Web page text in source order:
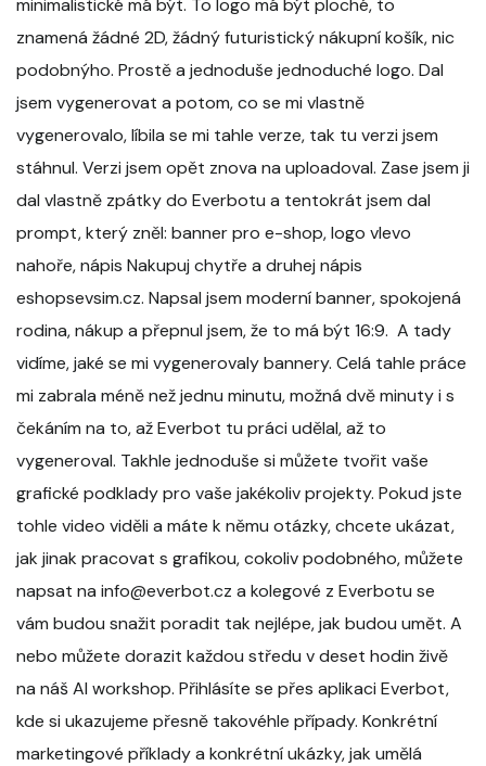
znamená žádné 2D, žádný futuristický nákupní košík, nic
podobnýho. Prostě a jednoduše jednoduché logo. Dal
jsem vygenerovat a potom, co se mi vlastně
vygenerovalo, líbila se mi tahle verze, tak tu verzi jsem
stáhnul. Verzi jsem opět znova na uploadoval. Zase jsem ji
dal vlastně zpátky do Everbotu a tentokrát jsem dal
prompt, který zněl: banner pro e-shop, logo vlevo
nahoře, nápis Nakupuj chytře a druhej nápis
eshopsevsim.cz. Napsal jsem moderní banner, spokojená
rodina, nákup a přepnul jsem, že to má být 16:9. A tady
vidíme, jaké se mi vygenerovaly bannery. Celá tahle práce
mi zabrala méně než jednu minutu, možná dvě minuty i s
čekáním na to, až Everbot tu práci udělal, až to
vygeneroval. Takhle jednoduše si můžete tvořit vaše
grafické podklady pro vaše jakékoliv projekty. Pokud jste
tohle video viděli a máte k němu otázky, chcete ukázat,
jak jinak pracovat s grafikou, cokoliv podobného, můžete
napsat na info@everbot.cz a kolegové z Everbotu se
vám budou snažit poradit tak nejlépe, jak budou umět. A
nebo můžete dorazit každou středu v deset hodin živě
na náš AI workshop. Přihlásíte se přes aplikaci Everbot,
kde si ukazujeme přesně takovéhle případy. Konkrétní
marketingové příklady a konkrétní ukázky, jak umělá